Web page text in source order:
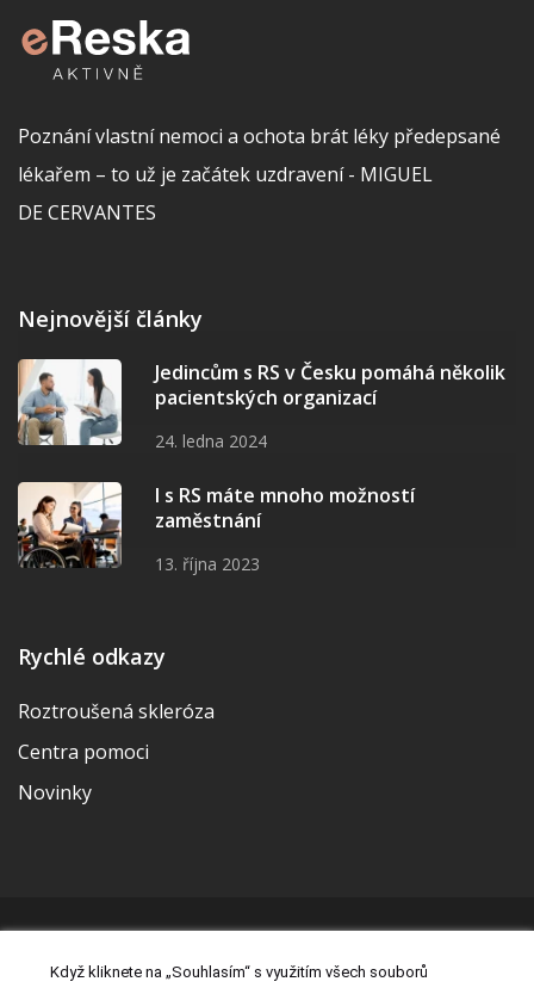
Poznání vlastní nemoci a ochota brát léky předepsané
lékařem – to už je začátek uzdravení - MIGUEL
DE CERVANTES
Nejnovější články
Jedincům s RS v Česku pomáhá několik
pacientských organizací
24. ledna 2024
I s RS máte mnoho možností
zaměstnání
13. října 2023
Rychlé odkazy
Roztroušená skleróza
Centra pomoci
Novinky
Právní prohlášení|Prohlášení o cookies|Nastavení cookies
Když kliknete na „Souhlasím“ s využitím všech souborů